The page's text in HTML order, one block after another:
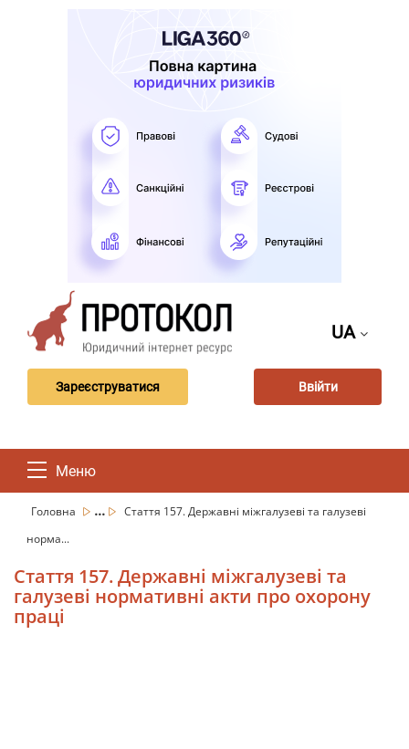
UA
Зареєструватися Ввійти
Меню
Головна ...
Стаття 157. Державні міжгалузеві та галузеві
норма...
Стаття 157. Державні міжгалузеві та
галузеві нормативні акти про охорону
праці